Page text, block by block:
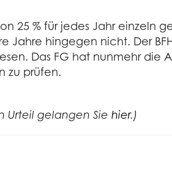
25 % für jedes Jahr einzeln
Jahre hingegen nicht. Der
Das FG hat nunmehr die
zu prüfen.
Urteil gelangen Sie hier.)